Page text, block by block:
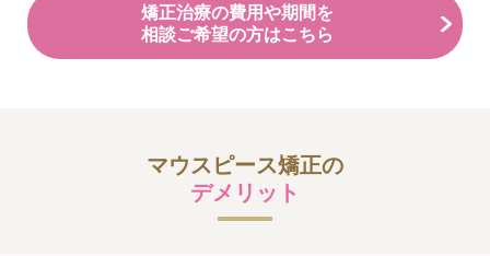
矯正治療の費用や期間を
相談ご希望の方はこちら
マウスピース矯正の
デメリット